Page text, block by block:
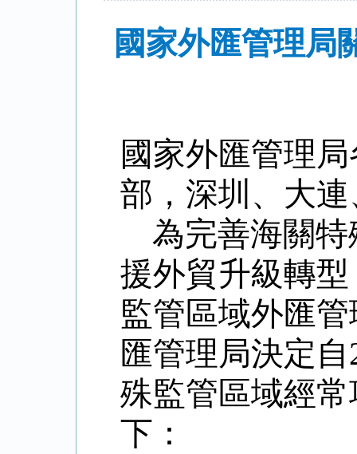
國家外匯管理局
國家外匯管理
部，深圳、大
為完善海關
援外貿升級轉
監管區域外匯
匯管理局決定自
殊監管區域經
下：